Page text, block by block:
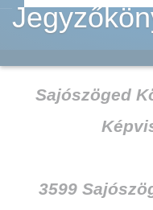
Sajószöged
3599